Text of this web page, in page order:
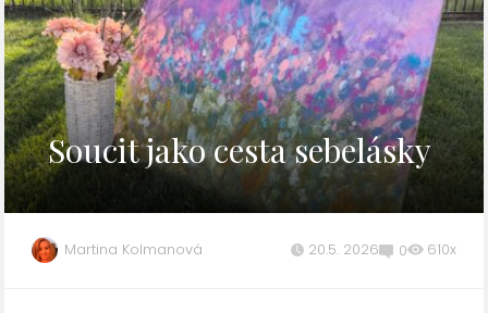
Soucit jako cesta sebelásky
Martina Kolmanová 20.5. 2026 0 610x